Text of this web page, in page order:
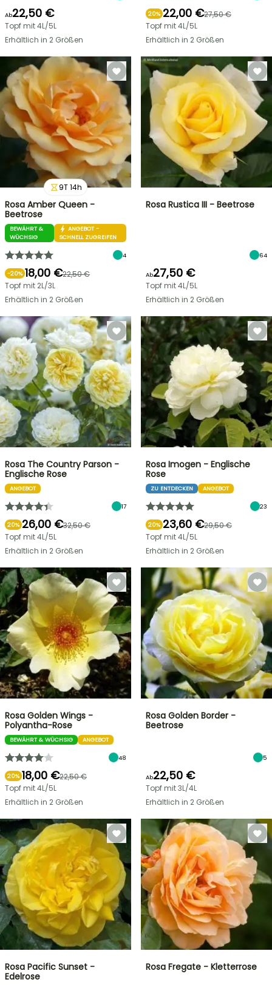
Ab22,50 €
Topf mit 4L/5L
Erhältlich in 2 Größen
20% 22,00 €27,50 €
Topf mit 4L/5L
Erhältlich in 2 Größen
9T14h
Rosa Amber Queen -
Beetrose
BEWÄHRT &
WÜCHSIG
ANGEBOT -
SCHNELL ZUGREIFEN
4
-20% 18,00 €22,50 €
Topf mit 2L/3L
Erhältlich in 2 Größen
Rosa Rustica III - Beetrose
64
Ab27,50 €
Topf mit 4L/5L
Erhältlich in 2 Größen
Rosa The Country Parson -
Englische Rose
ANGEBOT
17
20% 26,00 €32,50 €
Topf mit 4L/5L
Erhältlich in 2 Größen
Rosa Imogen - Englische
Rose
ZU ENTDECKEN ANGEBOT
23
20% 23,60 €29,50 €
Topf mit 4L/5L
Erhältlich in 2 Größen
Rosa Golden Wings -
Polyantha-Rose
BEWÄHRT & WÜCHSIG ANGEBOT
48
20% 18,00 €22,50 €
Topf mit 4L/5L
Erhältlich in 2 Größen
Rosa Golden Border -
Beetrose
5
Ab22,50 €
Topf mit 3L/4L
Erhältlich in 2 Größen
Rosa Pacific Sunset -
Edelrose
Rosa Fregate - Kletterrose